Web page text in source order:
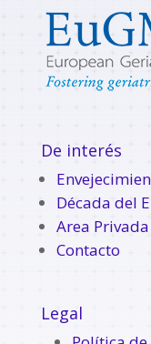
De interés
Década del
Area Privada
Contacto
Legal